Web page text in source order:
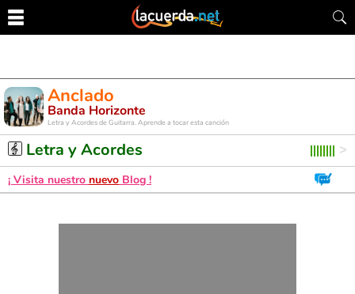
Anclado
Banda Horizonte
Letra y Acordes de Guitarra. Aprende a tocar esta canción
Letra y Acordes
¡ Visita nuestro nuevo Blog !